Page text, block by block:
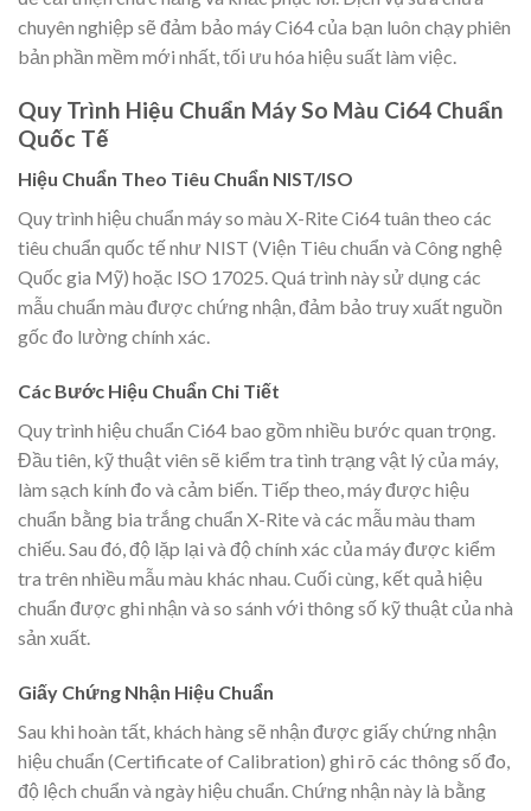
chuyên nghiệp sẽ đảm bảo máy Ci64 của bạn luôn chạy phiên
bản phần mềm mới nhất, tối ưu hóa hiệu suất làm việc.
Quy Trình Hiệu Chuẩn Máy So Màu Ci64 Chuẩn
Quốc Tế
Hiệu Chuẩn Theo Tiêu Chuẩn NIST/ISO
Quy trình hiệu chuẩn máy so màu X-Rite Ci64 tuân theo các
tiêu chuẩn quốc tế như NIST (Viện Tiêu chuẩn và Công nghệ
Quốc gia Mỹ) hoặc ISO 17025. Quá trình này sử dụng các
mẫu chuẩn màu được chứng nhận, đảm bảo truy xuất nguồn
gốc đo lường chính xác.
Các Bước Hiệu Chuẩn Chi Tiết
Quy trình hiệu chuẩn Ci64 bao gồm nhiều bước quan trọng.
Đầu tiên, kỹ thuật viên sẽ kiểm tra tình trạng vật lý của máy,
làm sạch kính đo và cảm biến. Tiếp theo, máy được hiệu
chuẩn bằng bia trắng chuẩn X-Rite và các mẫu màu tham
chiếu. Sau đó, độ lặp lại và độ chính xác của máy được kiểm
tra trên nhiều mẫu màu khác nhau. Cuối cùng, kết quả hiệu
chuẩn được ghi nhận và so sánh với thông số kỹ thuật của nhà
sản xuất.
Giấy Chứng Nhận Hiệu Chuẩn
Sau khi hoàn tất, khách hàng sẽ nhận được giấy chứng nhận
hiệu chuẩn (Certificate of Calibration) ghi rõ các thông số đo,
độ lệch chuẩn và ngày hiệu chuẩn. Chứng nhận này là bằng